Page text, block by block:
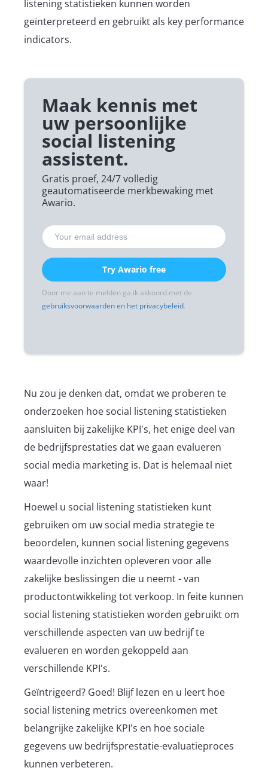
listening statistieken kunnen worden
geïnterpreteerd en gebruikt als key performance
indicators.
Maak kennis met
uw persoonlijke
social listening
assistent.
Gratis proef, 24/7 volledig
geautomatiseerde merkbewaking met
Awario.
Try Awario free
Door me aan te melden ga ik akkoord met de
gebruiksvoorwaarden en het privacybeleid.
Nu zou je denken dat, omdat we proberen te
onderzoeken hoe social listening statistieken
aansluiten bij zakelijke KPI's, het enige deel van
de bedrijfsprestaties dat we gaan evalueren
social media marketing is. Dat is helemaal niet
waar!
Hoewel u social listening statistieken kunt
gebruiken om uw social media strategie te
beoordelen, kunnen social listening gegevens
waardevolle inzichten opleveren voor alle
zakelijke beslissingen die u neemt - van
productontwikkeling tot verkoop. In feite kunnen
social listening statistieken worden gebruikt om
verschillende aspecten van uw bedrijf te
evalueren en worden gekoppeld aan
verschillende KPI's.
Geïntrigeerd? Goed! Blijf lezen en u leert hoe
social listening metrics overeenkomen met
belangrijke zakelijke KPI's en hoe sociale
gegevens uw bedrijfsprestatie-evaluatieproces
kunnen verbeteren.